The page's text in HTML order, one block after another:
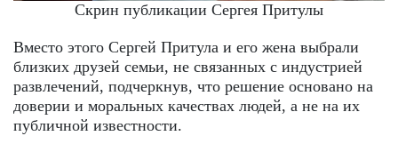
Скрин публикации Сергея Притулы
Вместо этого Сергей Притула и его жена выбрали
близких друзей семьи, не связанных с индустрией
развлечений, подчеркнув, что решение основано на
доверии и моральных качествах людей, а не на их
публичной известности.